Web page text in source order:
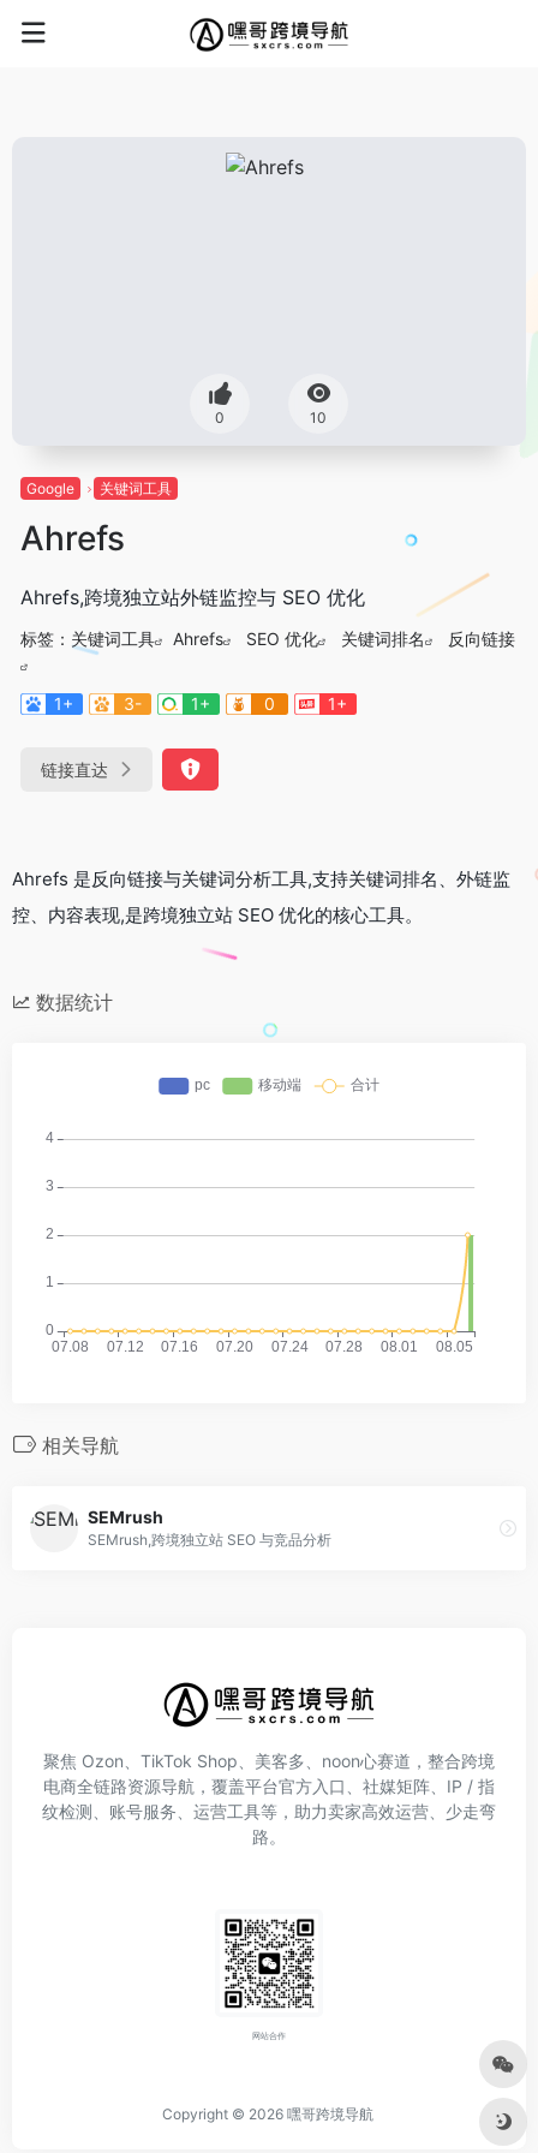
0 10
Google 关键词工具
Ahrefs
Ahrefs,跨境独立站外链监控与 SEO 优化
标签： 关键词工具 Ahrefs SEO 优化 关键词排名 反向链接
1+ 3- 1+ 0 1+
链接直达
Ahrefs 是反向链接与关键词分析工具,支持关键词排名、外链监
控、内容表现,是跨境独立站 SEO 优化的核心工具。
数据统计
相关导航
SEMrush
SEMrush,跨境独立站 SEO 与竞品分析
聚焦 Ozon、TikTok Shop、美客多、noon心赛道，整合跨境
电商全链路资源导航，覆盖平台官方入口、社媒矩阵、IP / 指
纹检测、账号服务、运营工具等，助力卖家高效运营、少走弯
路。
网站合作
Copyright © 2026 嘿哥跨境导航